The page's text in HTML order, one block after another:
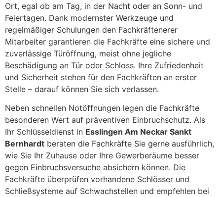
Ort, egal ob am Tag, in der Nacht oder an Sonn- und
Feiertagen. Dank modernster Werkzeuge und
regelmäßiger Schulungen den Fachkräftenerer
Mitarbeiter garantieren die Fachkräfte eine sichere und
zuverlässige Türöffnung, meist ohne jegliche
Beschädigung an Tür oder Schloss. Ihre Zufriedenheit
und Sicherheit stehen für den Fachkräften an erster
Stelle – darauf können Sie sich verlassen.
Neben schnellen Notöffnungen legen die Fachkräfte
besonderen Wert auf präventiven Einbruchschutz. Als
Ihr Schlüsseldienst in Esslingen Am Neckar Sankt
Bernhardt beraten die Fachkräfte Sie gerne ausführlich,
wie Sie Ihr Zuhause oder Ihre Gewerberäume besser
gegen Einbruchsversuche absichern können. Die
Fachkräfte überprüfen vorhandene Schlösser und
Schließsysteme auf Schwachstellen und empfehlen bei